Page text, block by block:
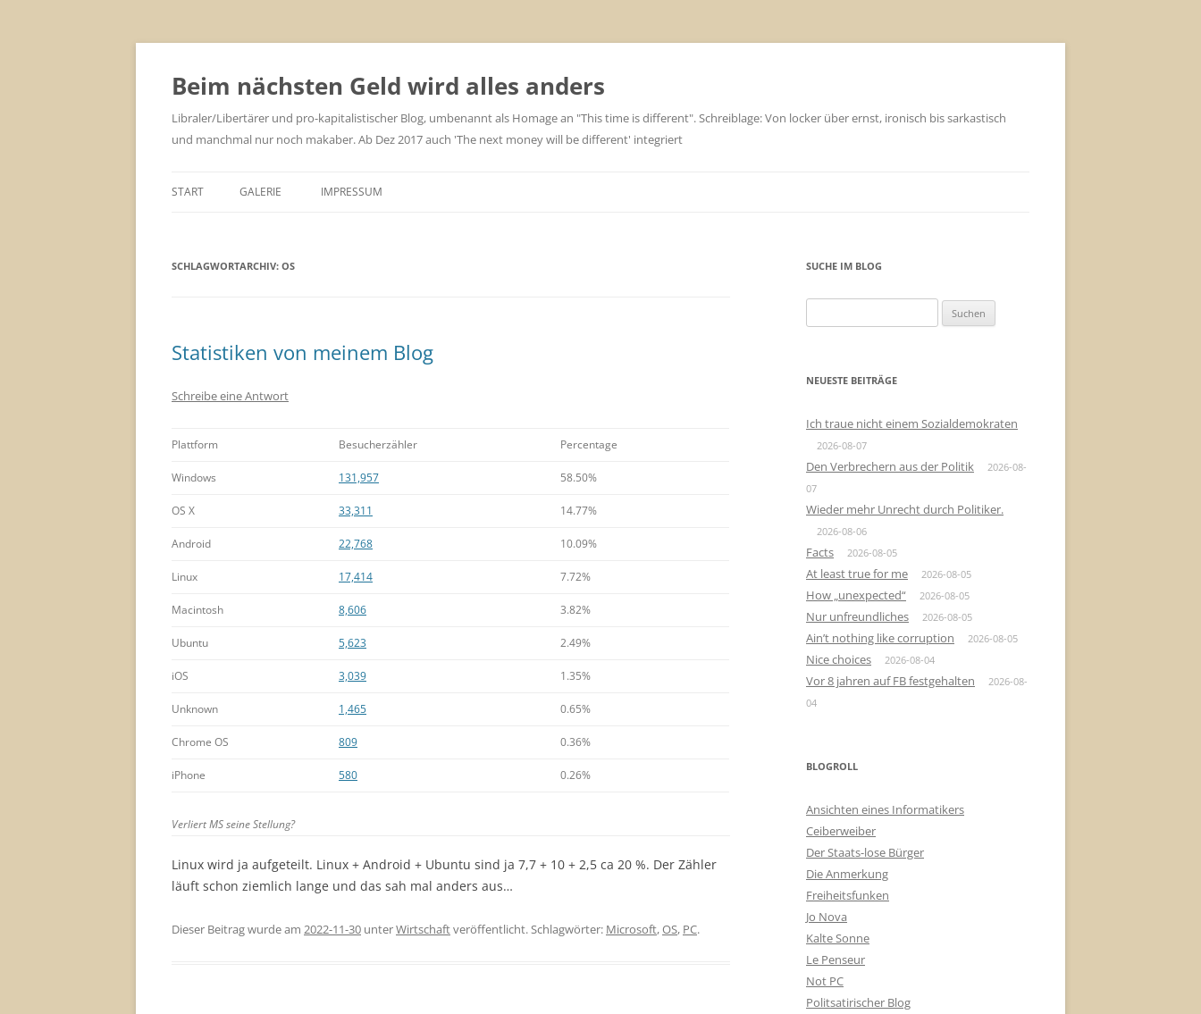
Zum
springen
Beim nächsten Geld wird alles anders
Libraler/Libertärer und pro-kapitalistischer Blog, umbenannt als Homage an "This time is different". Schreiblage: Von locker über ernst, ironisch bis sarkastisch
und manchmal nur noch makaber. Ab Dez 2017 auch 'The next money will be different' integriert
START GALERIE IMPRESSUM
SCHLAGWORTARCHIV: OS
Statistiken von meinem Blog
Schreibe eine Antwort
Plattform Besucherzähler Percentage
Windows 131,957 58.50%
OS X 33,311 14.77%
Android 22,768 10.09%
Linux 17,414 7.72%
Macintosh 8,606 3.82%
Ubuntu 5,623 2.49%
iOS 3,039 1.35%
Unknown 1,465 0.65%
Chrome OS 809 0.36%
iPhone 580 0.26%
Verliert MS seine Stellung?
Linux wird ja aufgeteilt. Linux + Android + Ubuntu sind ja 7,7 + 10 + 2,5 ca 20 %. Der Zähler
läuft schon ziemlich lange und das sah mal anders aus…
Dieser Beitrag wurde am 2022-11-30 unterWirtschaftveröffentlicht. Schlagwörter: Microsoft,OS, PC.
SUCHE IM BLOG
nach:
NEUESTE BEITRÄGE
Ich traue nicht einem Sozialdemokraten
2026-08-07
Den Verbrechern aus der Politik
2026-08-
07
Wieder mehr Unrecht durch Politiker.
2026-08-06
Facts 2026-08-05
At least true for me 2026-08-05
How „unexpected“ 2026-08-05
Nur unfreundliches 2026-08-05
Ain’t nothing like corruption 2026-08-05
Nice choices 2026-08-04
Vor 8 jahren auf FB festgehalten
2026-08-
04
BLOGROLL
Ansichten eines Informatikers
Ceiberweiber
Der Staats-lose Bürger
Die Anmerkung
Freiheitsfunken
Jo Nova
Kalte Sonne
Le Penseur
Not PC
Politsatirischer Blog